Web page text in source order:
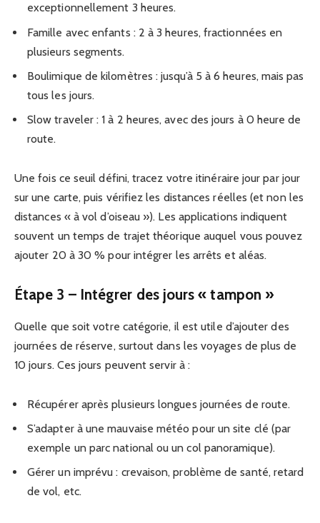
exceptionnellement 3 heures.
Famille avec enfants : 2 à 3 heures, fractionnées en
plusieurs segments.
Boulimique de kilomètres : jusqu’à 5 à 6 heures, mais pas
tous les jours.
Slow traveler : 1 à 2 heures, avec des jours à 0 heure de
route.
Une fois ce seuil défini, tracez votre itinéraire jour par jour
sur une carte, puis vérifiez les distances réelles (et non les
distances « à vol d’oiseau »). Les applications indiquent
souvent un temps de trajet théorique auquel vous pouvez
ajouter 20 à 30 % pour intégrer les arrêts et aléas.
Étape 3 – Intégrer des jours « tampon »
Quelle que soit votre catégorie, il est utile d’ajouter des
journées de réserve, surtout dans les voyages de plus de
10 jours. Ces jours peuvent servir à :
Récupérer après plusieurs longues journées de route.
S’adapter à une mauvaise météo pour un site clé (par
exemple un parc national ou un col panoramique).
Gérer un imprévu : crevaison, problème de santé, retard
de vol, etc.